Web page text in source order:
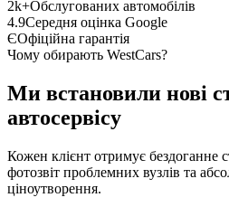
2k+Обслугованих автомобілів
4.9Середня оцінка Google
ЄОфіційна гарантія
Чому обирають WestCars?
Ми встановили нові
автосервісу
Кожен клієнт отримує бездоганне
фотозвіт проблемних вузлів та
ціноутворення.